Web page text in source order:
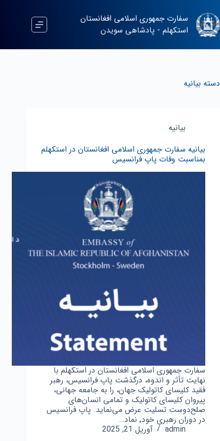
سفارت جمهوری اسلامی افغانستان
استکهلم - پادشاهی سویدن
دسته بیانیه
بیانیه
بیانیه سفارت جمهوری اسلامی افغانستان در استکهلم
بمناسبت وفات پاپ فرانسیس
سفارت جمهوری اسلامی افغانستان در استکهلم با
نهایت تأثر و اندوه، درگذشت پاپ فرانسیس، رهبر
فقید کلیسای کاتولیک جهان، را به جامعه جهانی،
پیروان کلیسای کاتولیک و تمامی انسان‌های
صلح‌دوست تسلیت عرض می‌نماید. پاپ فرانسیس
در دوران رهبری خود٬ نماد…
admin
آوریل 21, 2025